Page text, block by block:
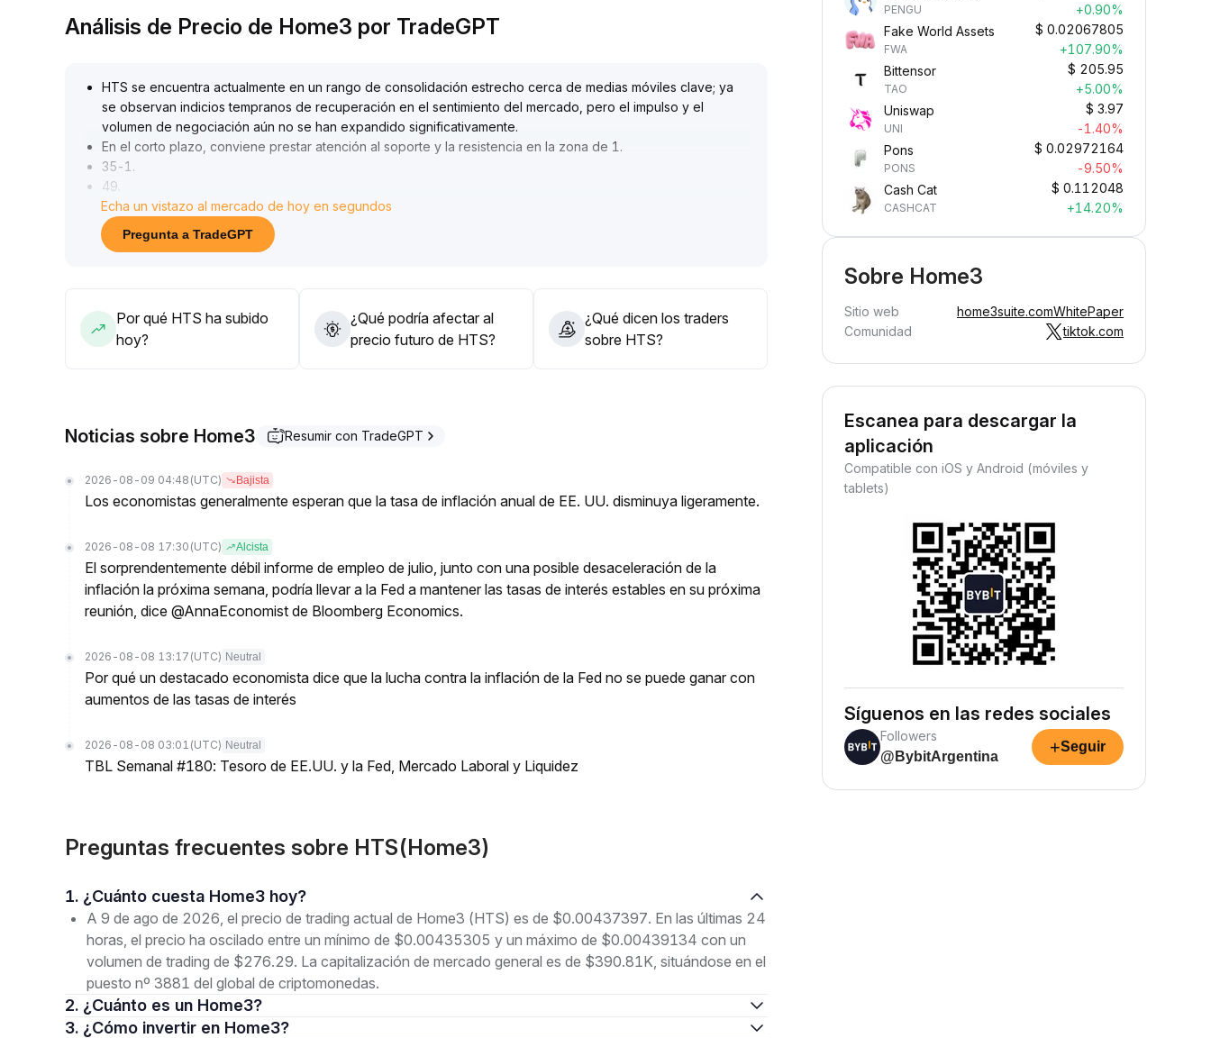
Análisis de Precio de Home3 por TradeGPT
HTS se encuentra actualmente en un rango de consolidación estrecho cerca de medias móviles clave; ya
se observan indicios tempranos de recuperación en el sentimiento del mercado, pero el impulso y el
volumen de negociación aún no se han expandido significativamente.
En el corto plazo, conviene prestar atención al soporte y la resistencia en la zona de 1 .
35-1 .
49
Si se produce un quiebre con aumento de volumen por encima del límite superior, se puede considerar una
entrada tentativa, pero antes de que el impulso alcista sea suficientemente comprobado, se recomienda
mantener posiciones ligeras y controlar estrictamente el riesgo de retracción
Echa un vistazo al mercado de hoy en segundos
Pregunta a TradeGPT
Por qué HTS ha subido
hoy?
¿Qué podría afectar al
precio futuro de HTS?
¿Qué dicen los traders
sobre HTS?
Noticias sobre Home3 Resumir con TradeGPT
2026-08-09 04:48 (UTC) Bajista
Los economistas generalmente esperan que la tasa de inflación anual de EE. UU. disminuya ligeramente.
2026-08-08 17:30 (UTC) Alcista
El sorprendentemente débil informe de empleo de julio, junto con una posible desaceleración de la
inflación la próxima semana, podría llevar a la Fed a mantener las tasas de interés estables en su próxima
reunión, dice @AnnaEconomist de Bloomberg Economics.
2026-08-08 13:17 (UTC) Neutral
Por qué un destacado economista dice que la lucha contra la inflación de la Fed no se puede ganar con
aumentos de las tasas de interés
2026-08-08 03:01 (UTC) Neutral
TBL Semanal #180: Tesoro de EE.UU. y la Fed, Mercado Laboral y Liquidez
Preguntas frecuentes sobre HTS(Home3)
1. ¿Cuánto cuesta Home3 hoy?
A 9 de ago de 2026, el precio de trading actual de Home3 (HTS) es de $0.00437397. En las últimas 24
horas, el precio ha oscilado entre un mínimo de $0.00435305 y un máximo de $0.00439134 con un
volumen de trading de $276.29. La capitalización de mercado general es de $390.81K, situándose en el
puesto nº 3881 del global de criptomonedas.
2. ¿Cuánto es un Home3?
3. ¿Cómo invertir en Home3?
PENGU
+0.90%
Fake World Assets
FWA
$ 0.02067805
+107.90%
Bittensor
TAO
$ 205.95
+5.00%
Uniswap
UNI
$ 3.97
-1.40%
Pons
PONS
$ 0.02972164
-9.50%
Cash Cat
CASHCAT
$ 0.112048
+14.20%
Sobre Home3
Sitio web home3suite.comWhitePaper
Comunidad
tiktok.com
Escanea para descargar la
aplicación
Compatible con iOS y Android (móviles y
tablets)
Síguenos en las redes sociales
Followers
@BybitArgentina
+Seguir